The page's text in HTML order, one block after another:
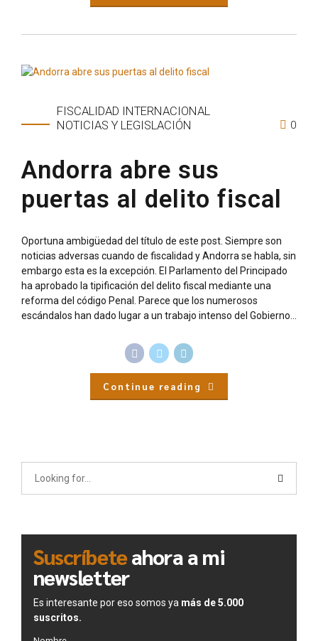
FISCALIDAD INTERNACIONAL
NOTICIAS Y LEGISLACIÓN
0
Andorra abre sus
puertas al delito fiscal
Oportuna ambigüedad del título de este post. Siempre son
noticias adversas cuando de fiscalidad y Andorra se habla, sin
embargo esta es la excepción. El Parlamento del Principado
ha aprobado la tipificación del delito fiscal mediante una
reforma del código Penal. Parece que los numerosos
escándalos han dado lugar a un trabajo intenso del Gobierno...
Continue reading
Suscríbeteahora a mi
newsletter
Es interesante por eso somos ya más de 5.000
suscritos.